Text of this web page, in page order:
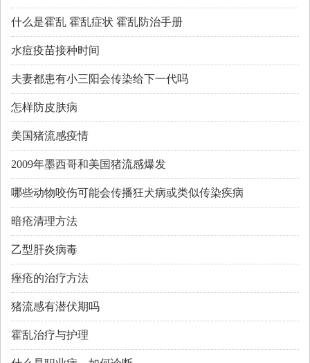
什么是霍乱 霍乱症状 霍乱防治手册
水痘疫苗接种时间
夫妻都患有小三阳会传染给下一代吗
怎样防皮肤病
美国猪流感疫情
2009年墨西哥和美国猪流感爆发
哪些动物咬伤可能会传播狂犬病或类似传染疾病
暗疮清理方法
乙型肝炎病毒
痤疮的治疗方法
猪流感有潜伏期吗
霍乱治疗与护理